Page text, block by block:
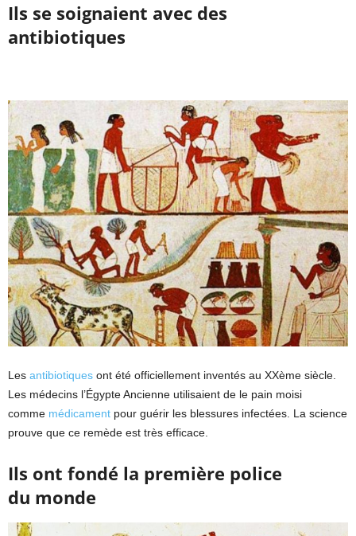
Ils se soignaient avec des
antibiotiques
Les antibiotiques ont été officiellement inventés au XXème siècle.
Les médecins l’Égypte Ancienne utilisaient de le pain moisi
comme médicament pour guérir les blessures infectées. La science
prouve que ce remède est très efficace.
Ils ont fondé la première police
du monde